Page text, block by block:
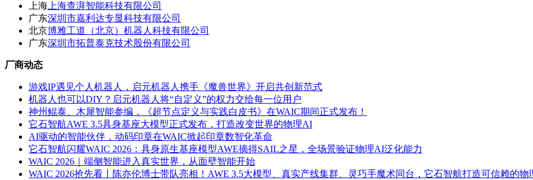
上海 上海查湃智能科技有限公司
广东深圳市嘉利达专显科技有限公司
北京博雅工道（北京）机器人科技有限公司
广东深圳市拓普泰克技术股份有限公司
厂商动态
游戏IP遇见个人机器人，启元机器人携手《魔兽世界》开启共创新范式
机器人也可以DIY？启元机器人将“自定义”的权力交给每一位用户
神州鲲泰、木犀智能参编，《超节点定义与实践白皮书》在WAIC期间正式发布！
它石智航AWE 3.5具身基座大模型正式发布，打造改变世界的物理AI
AI驱动的智能伙伴，动码印章在WAIC掀起印章数智化革命
它石智航闪耀WAIC 2026：具身原生基座模型AWE摘得SAIL之星，全场景验证物理AI泛化能力
WAIC 2026｜端侧智能进入真实世界，从面壁智能开始
WAIC 2026抢先看丨陈亦伦博士带队亮相！AWE 3.5大模型、真实产线集群、灵巧手魔术同台，它石智航打造可信赖的物